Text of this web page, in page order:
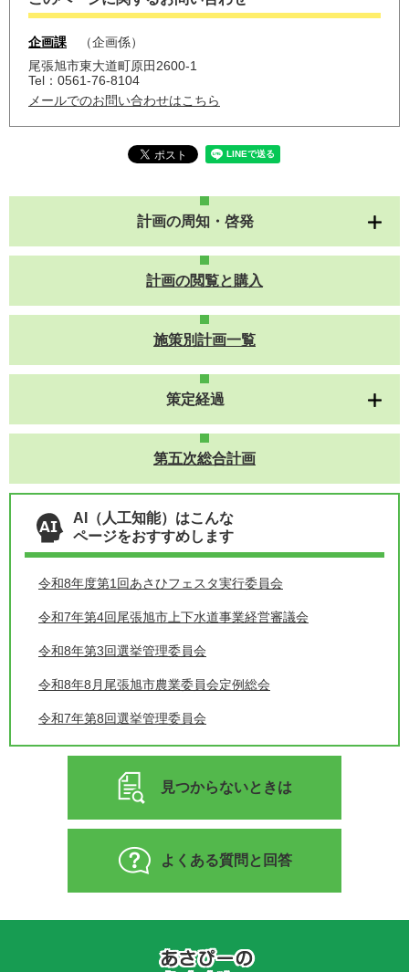
企画課
企画係
尾張旭市東大道町原田2600-1
Tel：0561-76-8104
メールでのお問い合わせはこちら
計画の周知・啓発
計画の閲覧と購入
施策別計画一覧
策定経過
第五次総合計画
AI（人工知能）はこんな
ページをおすすめします
令和8年度第1回あさひフェスタ実行委員会
令和7年第4回尾張旭市上下水道事業経営審議会
令和8年第3回選挙管理委員会
令和8年8月尾張旭市農業委員会定例総会
令和7年第8回選挙管理委員会
見つからないときは
よくある質問と回答